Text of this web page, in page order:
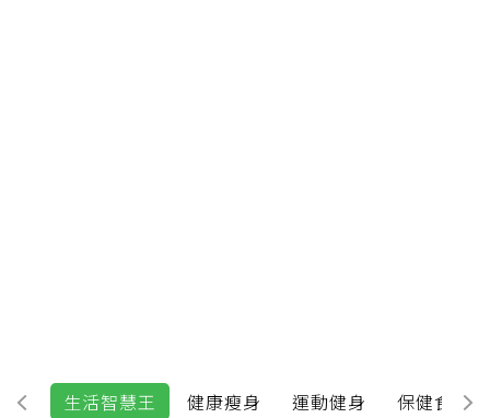
食 生活智慧王 健康瘦身 運動健身 保健食品瘋